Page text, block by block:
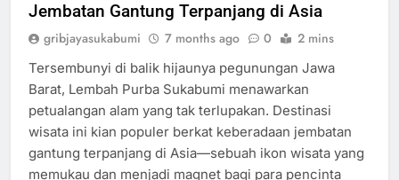
Jembatan Gantung Terpanjang di Asia
gribjayasukabumi 7 months ago 0 2 mins
Tersembunyi di balik hijaunya pegunungan Jawa
Barat, Lembah Purba Sukabumi menawarkan
petualangan alam yang tak terlupakan. Destinasi
wisata ini kian populer berkat keberadaan jembatan
gantung terpanjang di Asia—sebuah ikon wisata yang
memukau dan menjadi magnet bagi para pencinta